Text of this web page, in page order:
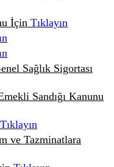
İçin Tıklayın
Sağlık Sigortası
Sandığı Kanunu
Tıklayın
ve Tazminatlara